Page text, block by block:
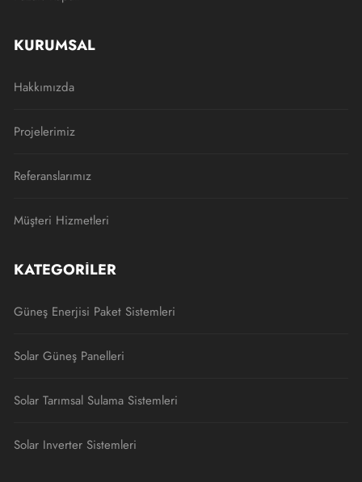
KURUMSAL
Hakkımızda
Projelerimiz
Referanslarımız
Müşteri Hizmetleri
KATEGORILER
Güneş Enerjisi Paket Sistemleri
Solar Güneş Panelleri
Solar Tarımsal Sulama Sistemleri
Solar Inverter Sistemleri